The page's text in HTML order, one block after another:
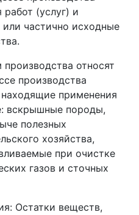
(услуг) и
частично исходные
относят
производства
применения
вскрышные породы,
полезных
хозяйства,
при очистке
газов и сточных
Остатки веществ,